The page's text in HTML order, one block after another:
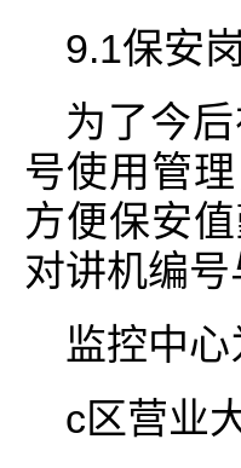
9.1保安
为了今
号使用管
方便保安
对讲机编
监控中
c区营业